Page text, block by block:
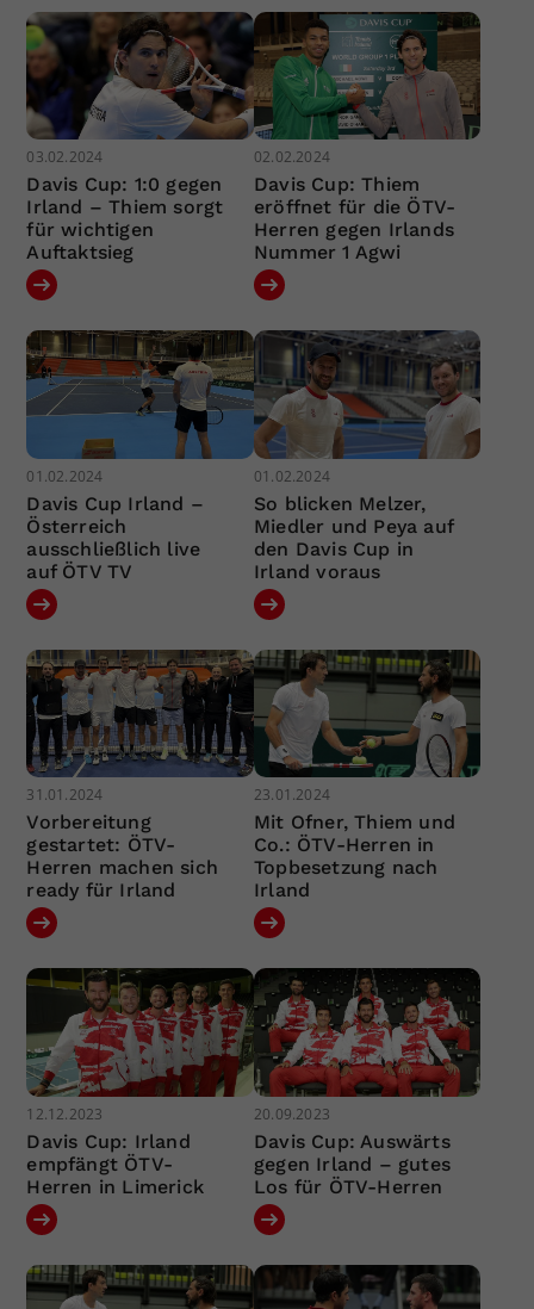
03.02.2024
Davis Cup: 1:0 gegen
Irland – Thiem sorgt
für wichtigen
Auftaktsieg
02.02.2024
Davis Cup: Thiem
eröffnet für die ÖTV-
Herren gegen Irlands
Nummer 1 Agwi
01.02.2024
Davis Cup Irland –
Österreich
ausschließlich live
auf ÖTV TV
01.02.2024
So blicken Melzer,
Miedler und Peya auf
den Davis Cup in
Irland voraus
31.01.2024
Vorbereitung
gestartet: ÖTV-
Herren machen sich
ready für Irland
23.01.2024
Mit Ofner, Thiem und
Co.: ÖTV-Herren in
Topbesetzung nach
Irland
12.12.2023
Davis Cup: Irland
empfängt ÖTV-
Herren in Limerick
20.09.2023
Davis Cup: Auswärts
gegen Irland – gutes
Los für ÖTV-Herren